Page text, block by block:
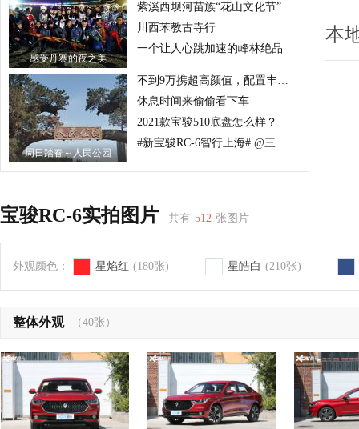
感受丹寨的夜之美
紫溪西坝河苗族“花山文化节”
川西苯教古寺行
一个让人心跳加速的峰林绝品
周日踏春～人民公园
不到9万携超高颜值，配置丰富的掀背轿跑，怎么样？
休息时间来偷偷看下车
2021款宝骏510底盘怎么样？
#新宝骏RC-6智行上海# @三玛璐酒楼
本
宝骏RC-6实拍图片 共有 512 张图片
外观颜色： 星焰红 (180张) 星皓白 (210张)
整体外观 （40张）